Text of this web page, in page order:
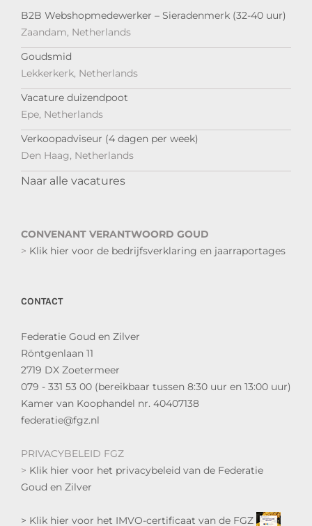
B2B Webshopmedewerker – Sieradenmerk (32-40 uur)
Zaandam, Netherlands
Goudsmid
Lekkerkerk, Netherlands
Vacature duizendpoot
Epe, Netherlands
Verkoopadviseur (4 dagen per week)
Den Haag, Netherlands
Naar alle vacatures
CONVENANT VERANTWOORD GOUD
> Klik hier voor de bedrijfsverklaring en jaarraportages
CONTACT
Federatie Goud en Zilver
Röntgenlaan 11
2719 DX Zoetermeer
079 - 331 53 00 (bereikbaar tussen 8:30 uur en 13:00 uur)
Kamer van Koophandel nr. 40407138
federatie@fgz.nl
PRIVACYBELEID FGZ
> Klik hier voor het privacybeleid van de Federatie
Goud en Zilver
> Klik hier voor het IMVO-certificaat van de FGZ